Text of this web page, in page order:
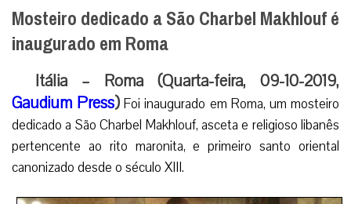
Mosteiro dedicado a São Charbel Makhlouf é
inaugurado em Roma
Itália – Roma (Quarta-feira, 09-10-2019,
Gaudium Press) Foi inaugurado em Roma, um mosteiro
dedicado a São Charbel Makhlouf, asceta e religioso libanês
pertencente ao rito maronita, e primeiro santo oriental
canonizado desde o século XIII.